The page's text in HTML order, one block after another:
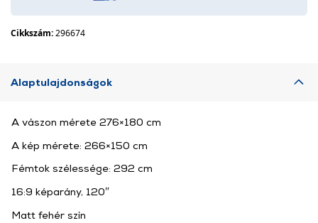
Cikkszám:296674
Alaptulajdonságok
A vászon mérete 276×180 cm
A kép mérete: 266×150 cm
Fémtok szélessége: 292 cm
16:9 képarány, 120″
Matt fehér szín